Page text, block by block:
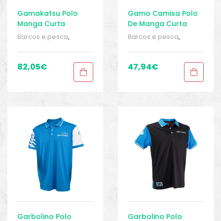
Gamakatsu Polo
Manga Curta
Solotex
Barcos e pesca,
pesca,Polos,Polos,
Roupa homem
Roupa
Sport Gears,
82,05€
Gamo Camisa Polo
De Manga Curta
Outdoor
Barcos e pesca,
pesca,Polos,Polos,
Roupa homem
Roupa
Sport Gears,
47,94€
Garbolino Polo
Garbolino Polo